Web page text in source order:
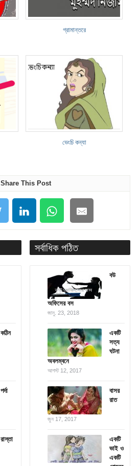
গ্রামান্তরে
ভেংচি কন্যা
Share This Post
কঠিন
পর্দা
রাস্তা
সর্বাধিক পঠিত
বউ
অফিসের বস
জানু. 23, 2018
একটি
সত্য
ঘটনা
অবলম্বনে
আগস্ট 12, 2017
বাসর
রাত
জুন 17, 2017
একটি
ভাই ও
একটি